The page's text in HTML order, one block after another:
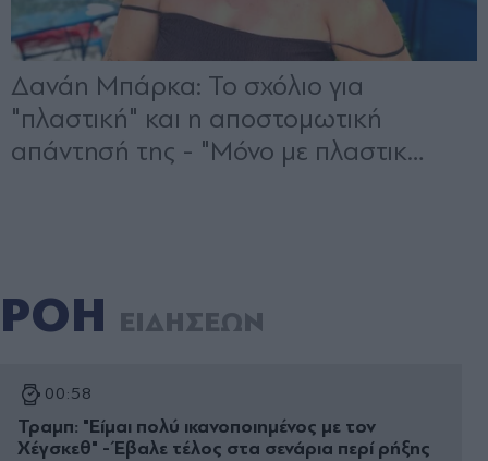
ΡΟΗ ΕΙΔΗΣΕΩΝ
00:58
Τραμπ: "Είμαι πολύ ικανοποιημένος με τον
Χέγσκεθ" - Έβαλε τέλος στα σενάρια περί ρήξης